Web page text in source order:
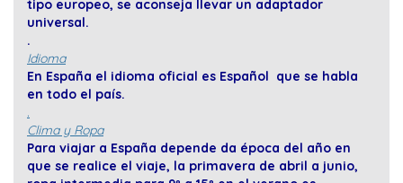
tipo europeo, se aconseja llevar un adaptador
universal.
.
Idioma
En España el idioma oficial es Español que se habla
en todo el país.
.
Clima y Ropa
Para viajar a España depende da época del año en
que se realice el viaje, la primavera de abril a junio,